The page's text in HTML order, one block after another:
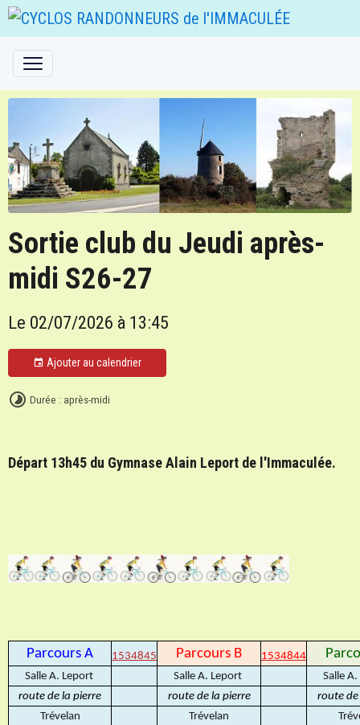
Sortie club du Jeudi après-
midi S26-27
Le 02/07/2026 à 13:45
Ajouter au calendrier
Durée : après-midi
Départ 13h45 du Gymnase Alain Leport de l'Immaculée.
Parcours A 1534845 Parcours B 1534844
Salle A. Leport Salle A. Leport
Salle
route de la pierre
route de la pierre
route
Trévelan
Trévelan